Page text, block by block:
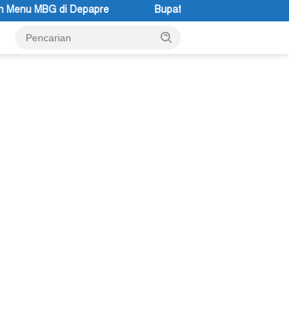
Bupati Kabupaten Jayawijaya Atenius Murip: Festival